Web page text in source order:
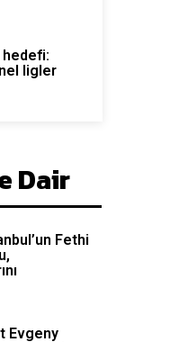
hedefi:
ligler
Dair
Fethi
Evgeny